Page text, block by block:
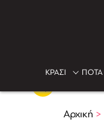
ΚΡΑΣΙ ΠΟΤΑ
Αρχική >